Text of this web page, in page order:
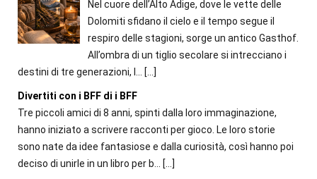
Nel cuore dell’Alto Adige, dove le vette delle
Dolomiti sfidano il cielo e il tempo segue il
respiro delle stagioni, sorge un antico Gasthof.
All’ombra di un tiglio secolare si intrecciano i
destini di tre generazioni, l...
[…]
Divertiti con i BFF di i BFF
Tre piccoli amici di 8 anni, spinti dalla loro immaginazione,
hanno iniziato a scrivere racconti per gioco. Le loro storie
sono nate da idee fantasiose e dalla curiosità, così hanno poi
deciso di unirle in un libro per b...
[…]